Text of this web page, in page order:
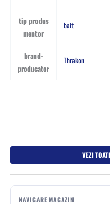
VEZI
NAVIGARE MAGAZIN
tip produs
mentor
bait
brand-
producator
Thrakon